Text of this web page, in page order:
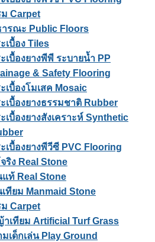
Carpet
รณะ Public Floors
เบื้อง Tiles
เบื้องยางพีพี ระบายน้ำ PP
& Safety Flooring
เบื้องโมเสค Mosaic
เบื้องยางธรรมชาติ Rubber
เบื้องยางสังเคราะห์ Synthetic
เบื้องยางพีวีซี PVC Flooring
ริง Real Stone
ท้ Real Stone
ทียม Manmaid Stone
Carpet
เทียม Artificial Turf Grass
เด็กเล่น Play Ground